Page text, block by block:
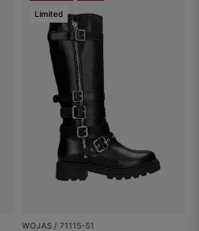
Limited
WOJAS / 71115-51